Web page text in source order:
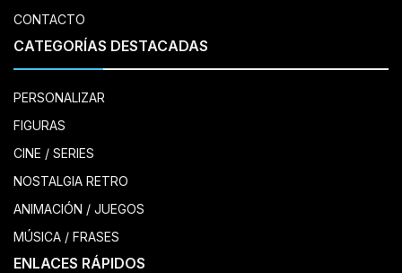
CONTACTO
CATEGORÍAS DESTACADAS
PERSONALIZAR
FIGURAS
CINE / SERIES
NOSTALGIA RETRO
ANIMACIÓN / JUEGOS
MÚSICA / FRASES
ENLACES RÁPIDOS